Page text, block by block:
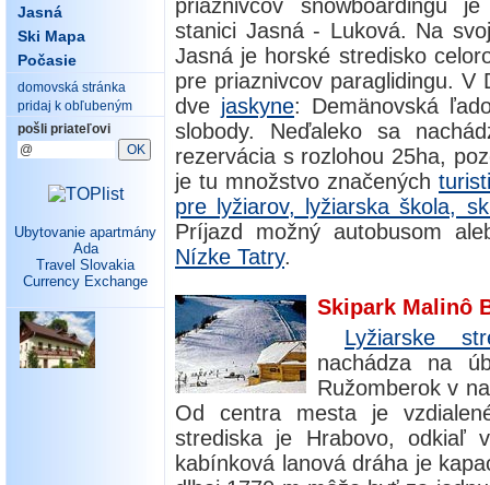
Jasná
Ski Mapa
Počasie
domovská stránka
pridaj k obľubeným
pošli priateľovi
Ubytovanie apartmány
Ada
Travel Slovakia
Currency Exchange
priaznivcov snowboardingu
stanici Jasná - Luková. Na
Jasná je horské stredisko
pre priaznivcov paraglidingu. V
dve jaskyne: Demänovská
slobody. Neďaleko sa
rezervácia s rozlohou 25ha,
je tu množstvo značených
pre lyžiarov, lyžiarska škola,
Príjazd možný autobusom
Nízke Tatry.
Skipark Malinô
Lyžiarske
nachádza na
Ružomberok v
Od centra mesta je
strediska je Hrabovo, odkiaľ
kabínková lanová dráha je